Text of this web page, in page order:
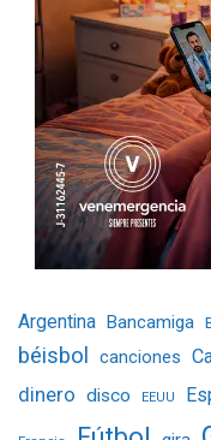
Argentina Bancamiga
béisbol canciones
dinero disco EEUU